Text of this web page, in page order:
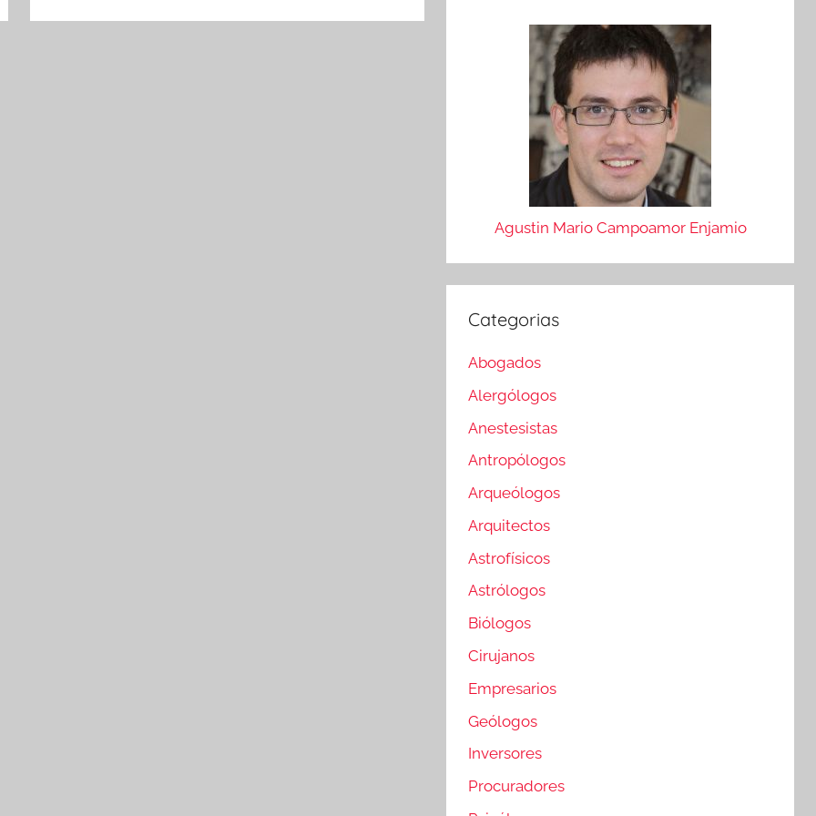
Agustin Mario Campoamor Enjamio
Categorias
Abogados
Alergólogos
Anestesistas
Antropólogos
Arqueólogos
Arquitectos
Astrofísicos
Astrólogos
Biólogos
Cirujanos
Empresarios
Geólogos
Inversores
Procuradores